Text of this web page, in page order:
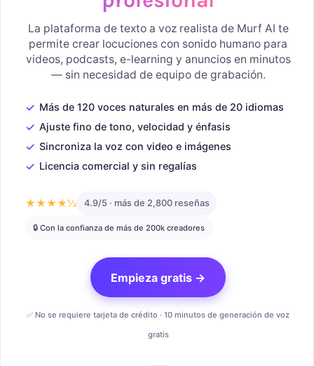
La plataforma de texto a voz realista de Murf AI te
permite crear locuciones con sonido humano para
videos, podcasts, e-learning y anuncios en minutos
— sin necesidad de equipo de grabación.
✓ Más de 120 voces naturales en más de 20 idiomas
✓ Ajuste fino de tono, velocidad y énfasis
✓ Sincroniza la voz con video e imágenes
✓ Licencia comercial y sin regalías
★★★★½ 4.9/5 · más de 2,800 reseñas
🔒 Con la confianza de más de 200k creadores
Empieza gratis →
✅ No se requiere tarjeta de crédito · 10 minutos de generación de voz
gratis